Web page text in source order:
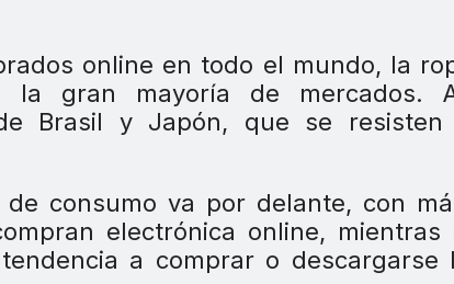
online en todo el mundo, la
gran mayoría de mercados.
Brasil y Japón, que se
consumo va por delante, con
electrónica online, mientras
a comprar o descargarse